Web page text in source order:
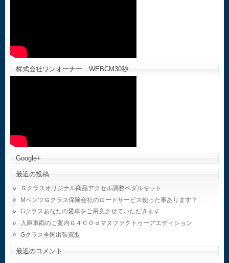
株式会社ワンオーナー WEBCM30秒
Google+
最近の投稿
Ｇクラスオリジナル商品アクセル調整ペダルキット
MベンツＧクラス保険会社のロードサービス使った事あります？
Gクラスあなたの愛車をご用意させていただきます
入庫車両のご案内Ｇ４００ｄマヌファクトゥーアエディション
Gクラス全国出張買取
最近のコメント